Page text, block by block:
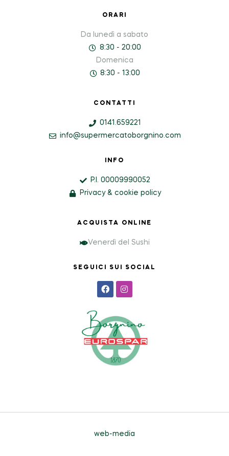
ORARI
Da lunedì a sabato
8:30 - 20:00
Domenica
8:30 - 13:00
CONTATTI
0141.659221
info@supermercatoborgnino.com
INFO
P.I. 00009990052
Privacy & cookie policy
ACQUISTA ONLINE
Venerdì del Sushi
SEGUICI SUI SOCIAL
web-media